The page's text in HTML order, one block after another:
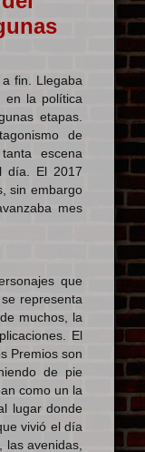
fin. Llegaba
en la política
etapas.
de
escena
día. El 2017
sin embargo
mes
que
representa
muchos, la
El
Premios son
de pie
como un la
lugar donde
vivió el día
las avenidas,